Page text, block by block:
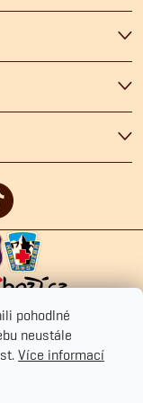
pohodlné
neustále
Více informací
4.9